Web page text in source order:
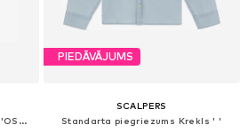
Standarta piegriezums Krekls 'OSJNew Kodyl'
PIEDĀVĀJUMS
SCALPERS
Standarta piegriezums Krekls ' '